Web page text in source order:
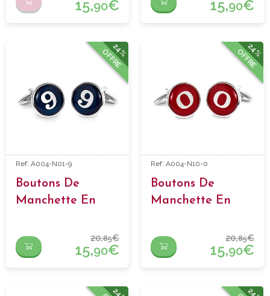
15,90€ 15,90€
24%
OFFRE
Ref: A004-N01-9
Boutons De
Manchette En
20,85€
15,90€
24%
OFFRE
Ref: A004-N10-0
Boutons De
Manchette En
20,85€
15,90€